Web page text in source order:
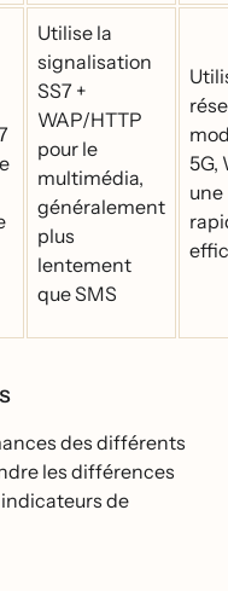
Utilise la
signalisation
SS7 +
WAP/HTTP
pour le
multimédia,
généralement
plus
lentement
que SMS
5G,
des différents
les différences
de